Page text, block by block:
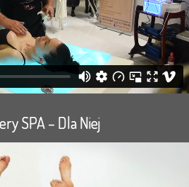
SPA – Dla Niej